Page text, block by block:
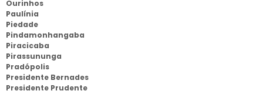
Ourinhos
Paulínia
Piedade
Pindamonhangaba
Piracicaba
Pirassununga
Pradópolis
Presidente Bernades
Presidente Prudente